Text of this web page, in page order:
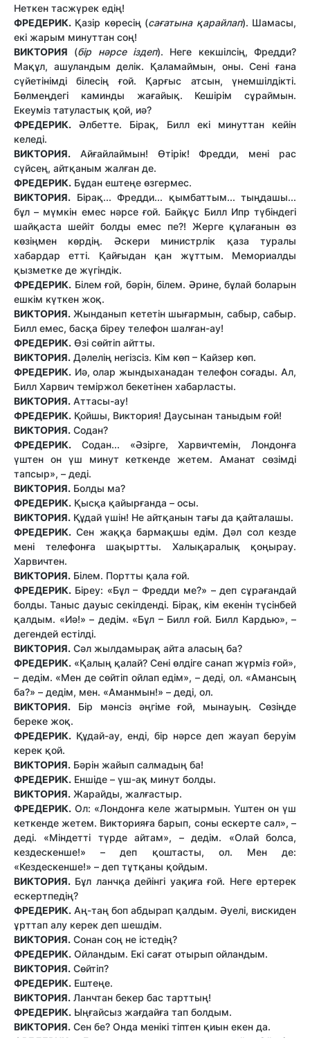
Неткен тасжүрек едің!
ФРЕДЕРИК. Қазір көресің (сағатына қарайлап). Шамасы,
екі жарым минуттан соң!
ВИКТОРИЯ (бір нәрсе іздеп). Неге кекшілсің, Фредди?
Мақұл, ашуландым делік. Қаламаймын, оны. Сені ғана
сүйетінімді білесің ғой. Қарғыс атсын, үнемшілдікті.
Бөлмеңдегі каминды жағайық. Кешірім сұраймын.
Екеуміз татуластық қой, иә?
ФРЕДЕРИК. Әлбетте. Бірақ, Билл екі минуттан кейін
келеді.
ВИКТОРИЯ. Айғайлаймын! Өтірік! Фредди, мені рас
сүйсең, айтқаным жалған де.
ФРЕДЕРИК. Бұдан ештеңе өзгермес.
ВИКТОРИЯ. Бірақ... Фредди... қымбаттым... тыңдашы...
бұл – мүмкін емес нәрсе ғой. Байқұс Билл Ипр түбіндегі
шайқаста шейіт болды емес пе?! Жерге құлағанын өз
көзіңмен көрдің. Әскери министрлік қаза туралы
хабардар етті. Қайғыдан қан жұттым. Мемориалды
қызметке де жүгіндік.
ФРЕДЕРИК. Білем ғой, бәрін, білем. Әрине, бұлай боларын
ешкім күткен жоқ.
ВИКТОРИЯ. Жынданып кететін шығармын, сабыр, сабыр.
Билл емес, басқа біреу телефон шалған-ау!
ФРЕДЕРИК. Өзі сөйтіп айтты.
ВИКТОРИЯ. Дәлелің негізсіз. Кім көп – Кайзер көп.
ФРЕДЕРИК. Иә, олар жындыханадан телефон соғады. Ал,
Билл Харвич теміржол бекетінен хабарласты.
ВИКТОРИЯ. Аттасы-ау!
ФРЕДЕРИК. Қойшы, Виктория! Даусынан таныдым ғой!
ВИКТОРИЯ. Содан?
ФРЕДЕРИК. Содан... «Әзірге, Харвичтемін, Лондонға
үштен он үш минут кеткенде жетем. Аманат сөзімді
тапсыр», – деді.
ВИКТОРИЯ. Болды ма?
ФРЕДЕРИК. Қысқа қайырғанда – осы.
ВИКТОРИЯ. Құдай үшін! Не айтқанын тағы да қайталашы.
ФРЕДЕРИК. Сен жаққа бармақшы едім. Дәл сол кезде
мені телефонға шақыртты. Халықаралық қоңырау.
Харвичтен.
ВИКТОРИЯ. Білем. Портты қала ғой.
ФРЕДЕРИК. Біреу: «Бұл – Фредди ме?» – деп сұрағандай
болды. Таныс дауыс секілденді. Бірақ, кім екенін түсінбей
қалдым. «Иә!» – дедім. «Бұл – Билл ғой. Билл Кардью», –
дегендей естілді.
ВИКТОРИЯ. Сәл жылдамырақ айта аласың ба?
ФРЕДЕРИК. «Қалың қалай? Сені өлдіге санап жүрміз ғой»,
– дедім. «Мен де сөйтіп ойлап едім», – деді, ол. «Амансың
ба?» – дедім, мен. «Аманмын!» – деді, ол.
ВИКТОРИЯ. Бір мәнсіз әңгіме ғой, мынауың. Сөзіңде
береке жоқ.
ФРЕДЕРИК. Құдай-ау, енді, бір нәрсе деп жауап беруім
керек қой.
ВИКТОРИЯ. Бәрін жайып салмадың ба!
ФРЕДЕРИК. Еншіде – үш-ақ минут болды.
ВИКТОРИЯ. Жарайды, жалғастыр.
ФРЕДЕРИК. Ол: «Лондонға келе жатырмын. Үштен он үш
кеткенде жетем. Викторияға барып, соны ескерте сал», –
деді. «Міндетті түрде айтам», – дедім. «Олай болса,
кездескенше!» – деп қоштасты, ол. Мен де:
«Кездескенше!» – деп тұтқаны қойдым.
ВИКТОРИЯ. Бұл ланчқа дейінгі уақиға ғой. Неге ертерек
ескертпедің?
ФРЕДЕРИК. Аң-таң боп абдырап қалдым. Әуелі, вискиден
ұрттап алу керек деп шешдім.
ВИКТОРИЯ. Сонан соң не істедің?
ФРЕДЕРИК. Ойландым. Екі сағат отырып ойландым.
ВИКТОРИЯ. Сөйтіп?
ФРЕДЕРИК. Ештеңе.
ВИКТОРИЯ. Ланчтан бекер бас тарттың!
ФРЕДЕРИК. Ыңғайсыз жағдайға тап болдым.
ВИКТОРИЯ. Сен бе? Онда менікі тіптен қиын екен да.